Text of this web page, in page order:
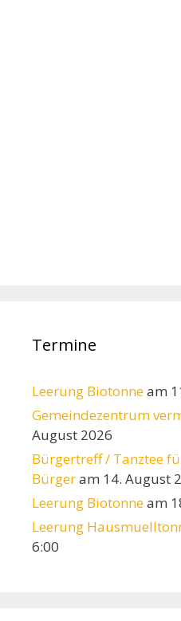
Termine
Leerung Biotonneam
Gemeindezentrum
August 2026
Bürgertreff / Tanztee
Bürgeram 14. August
Leerung Biotonneam
Leerung
6:00